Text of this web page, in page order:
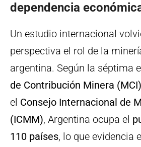
dependencia
Un estudio internacional
perspectiva el rol de la
argentina. Según la séptima
de Contribución Minera (MCI)
el Consejo Internacional de
(ICMM), Argentina ocupa el
110 países, lo que evidencia